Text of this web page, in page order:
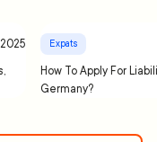
2025 Expats
How To Apply For
Germany?